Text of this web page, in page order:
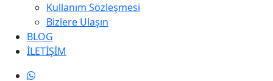
Kullanım Sözleşmesi
Bizlere Ulaşın
BLOG
İLETİŞİM